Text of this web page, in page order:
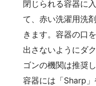
閉じられる容器に
て、赤い洗濯用洗
きます。容器の口
出さないようにダ
ゴンの機関は推奨
容器には「Sharp